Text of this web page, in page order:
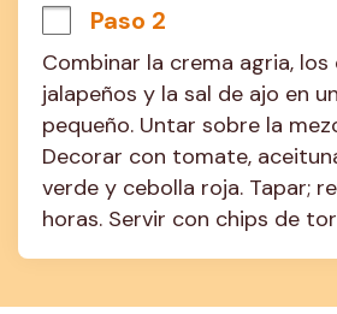
Paso 2
Combinar la crema agria, los
jalapeños y la sal de ajo en
pequeño. Untar sobre la
Decorar con tomate,
verde y cebolla roja. Tapar;
horas. Servir con chips de